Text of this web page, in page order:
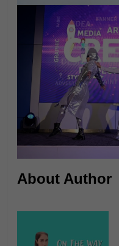
About Author